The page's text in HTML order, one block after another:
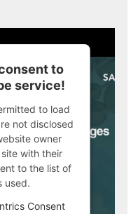
to
service!
to load
not disclosed
owner
with their
to the list of
used.
Consent